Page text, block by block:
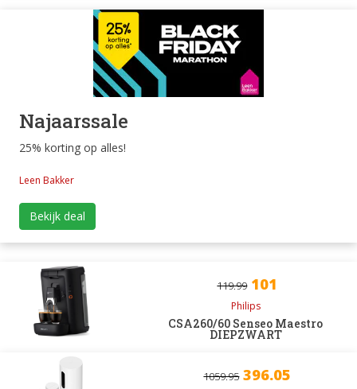
Najaarssale
25% korting op alles!
Leen Bakker
Bekijk deal
119.99 101
Philips
CSA260/60 Senseo Maestro
DIEPZWART
1059.95 396.05